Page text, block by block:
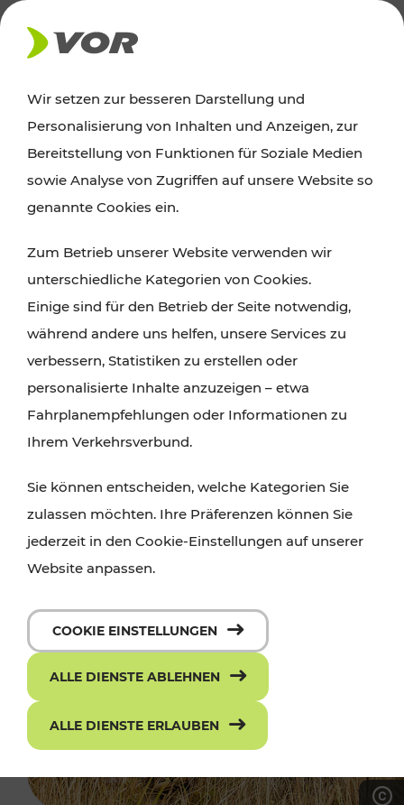
AKTUELLES
Ausflugstipps
Wien, Niederösterreich und das Burgenland
Wanderungen, Kultur und Gastronomie,
Radtouren oder purer Naturgenuss – viele
Attraktionen sind mit den Ticket- und Fahrplan-
Angeboten des VOR gut und schnell erreichbar.
Wir setzen zur besseren Darstellung und
Personalisierung von Inhalten und Anzeigen, zur
Bereitstellung von Funktionen für Soziale Medien
sowie Analyse von Zugriffen auf unsere Website so
genannte Cookies ein.
Zum Betrieb unserer Website verwenden wir
unterschiedliche Kategorien von Cookies.
Einige sind für den Betrieb der Seite notwendig,
während andere uns helfen, unsere Services zu
verbessern, Statistiken zu erstellen oder
personalisierte Inhalte anzuzeigen – etwa
Fahrplanempfehlungen oder Informationen zu
Ihrem Verkehrsverbund.
Sie können entscheiden, welche Kategorien Sie
zulassen möchten. Ihre Präferenzen können Sie
jederzeit in den Cookie-Einstellungen auf unserer
Website anpassen.
COOKIE EINSTELLUNGEN
ALLE DIENSTE ABLEHNEN
ALLE DIENSTE ERLAUBEN